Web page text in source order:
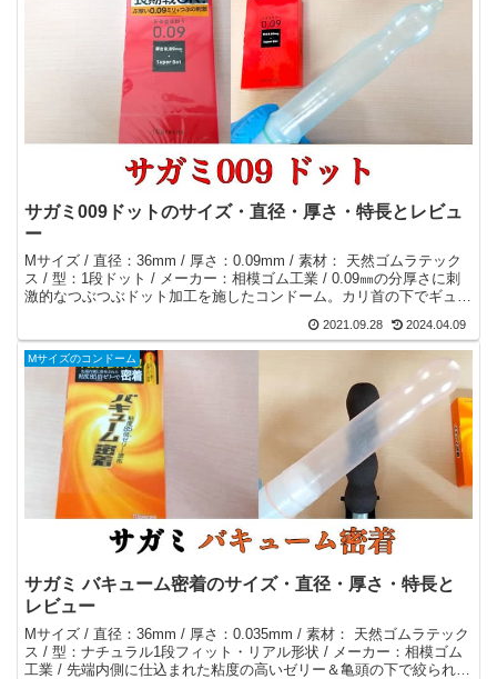
サガミ009ドットのサイズ・直径・厚さ・特長とレビュ
ー
Mサイズ / 直径：36mm / 厚さ：0.09mm / 素材： 天然ゴムラテック
ス / 型：1段ドット / メーカー：相模ゴム工業 / 0.09㎜の分厚さに刺
激的なつぶつぶドット加工を施したコンドーム。カリ首の下でギュ
2021.09.28 2024.04.09
Mサイズのコンドーム
サガミ バキューム密着のサイズ・直径・厚さ・特長と
レビュー
Mサイズ / 直径：36mm / 厚さ：0.035mm / 素材： 天然ゴムラテック
ス / 型：ナチュラル1段フィット・リアル形状 / メーカー：相模ゴム
工業 / 先端内側に仕込まれた粘度の高いゼリー＆亀頭の下で絞られて